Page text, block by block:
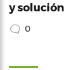
y solución
0